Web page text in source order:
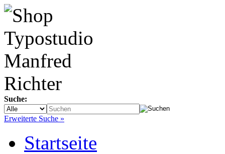
Suche:
Erweiterte Suche »
Startseite